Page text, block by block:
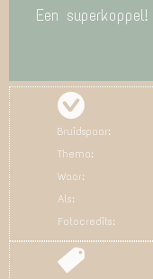
Een superkoppel!
Bruidspaar:
Thema:
Waar:
Als:
Fotocredits: